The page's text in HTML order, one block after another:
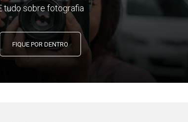
tudo sobre fotografia
FIQUE POR DENTRO